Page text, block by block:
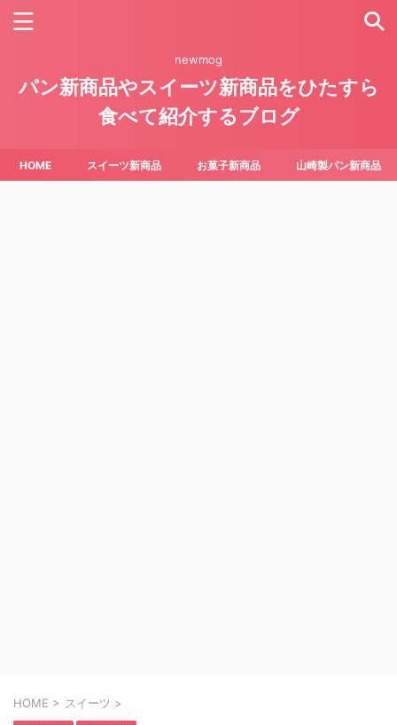
newmog
パン新商品やスイーツ新商品をひたすら
食べて紹介するブログ
HOME スイーツ新商品 お菓子新商品 山崎製パン新商品
HOME > スイーツ >